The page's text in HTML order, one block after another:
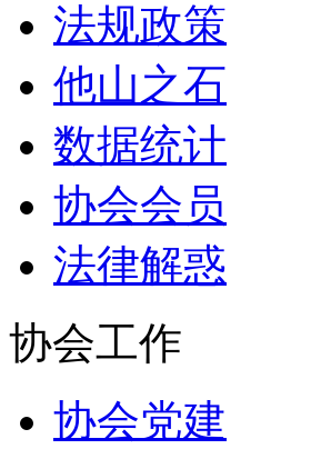
法规政策
他山之石
数据统计
协会会员
法律解惑
协会工作
协会党建